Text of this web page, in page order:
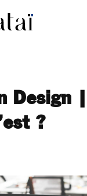
|
?